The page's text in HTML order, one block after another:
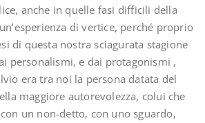
anche in quelle fasi difficili della
di vertice, perché proprio
di questa nostra sciagurata stagione
personalismi, e dai protagonismi ,
era tra noi la persona datata del
maggiore autorevolezza, colui che
un non-detto, con uno sguardo,